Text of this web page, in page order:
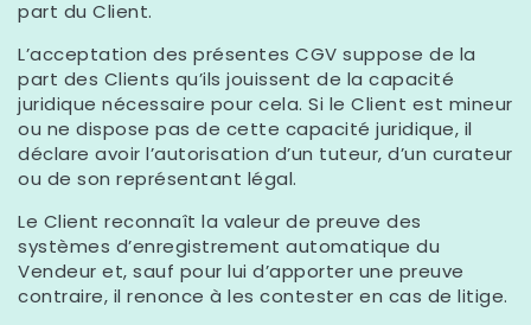
part du Client.
L’acceptation des présentes CGV suppose de la
part des Clients qu’ils jouissent de la capacité
juridique nécessaire pour cela. Si le Client est mineur
ou ne dispose pas de cette capacité juridique, il
déclare avoir l’autorisation d’un tuteur, d’un curateur
ou de son représentant légal.
Le Client reconnaît la valeur de preuve des
systèmes d’enregistrement automatique du
Vendeur et, sauf pour lui d’apporter une preuve
contraire, il renonce à les contester en cas de litige.